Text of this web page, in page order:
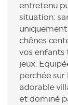
entretenu
situation:
uniquement
chênes
vos enfants
jeux.
perchée sur
adorable
et dominé